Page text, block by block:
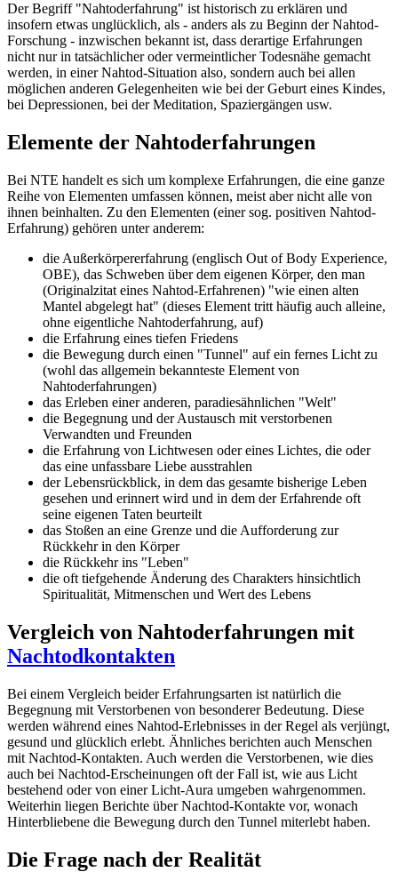
Der Begriff "Nahtoderfahrung" ist historisch zu erklären und
insofern etwas unglücklich, als - anders als zu Beginn der Nahtod-
Forschung - inzwischen bekannt ist, dass derartige Erfahrungen
nicht nur in tatsächlicher oder vermeintlicher Todesnähe gemacht
werden, in einer Nahtod-Situation also, sondern auch bei allen
möglichen anderen Gelegenheiten wie bei der Geburt eines Kindes,
bei Depressionen, bei der Meditation, Spaziergängen usw.
Elemente der Nahtoderfahrungen
Bei NTE handelt es sich um komplexe Erfahrungen, die eine ganze
Reihe von Elementen umfassen können, meist aber nicht alle von
ihnen beinhalten. Zu den Elementen (einer sog. positiven Nahtod-
Erfahrung) gehören unter anderem:
die Außerkörpererfahrung (englisch Out of Body Experience,
OBE), das Schweben über dem eigenen Körper, den man
(Originalzitat eines Nahtod-Erfahrenen) "wie einen alten
Mantel abgelegt hat" (dieses Element tritt häufig auch alleine,
ohne eigentliche Nahtoderfahrung, auf)
die Erfahrung eines tiefen Friedens
die Bewegung durch einen "Tunnel" auf ein fernes Licht zu
(wohl das allgemein bekannteste Element von
Nahtoderfahrungen)
das Erleben einer anderen, paradiesähnlichen "Welt"
die Begegnung und der Austausch mit verstorbenen
Verwandten und Freunden
die Erfahrung von Lichtwesen oder eines Lichtes, die oder
das eine unfassbare Liebe ausstrahlen
der Lebensrückblick, in dem das gesamte bisherige Leben
gesehen und erinnert wird und in dem der Erfahrende oft
seine eigenen Taten beurteilt
das Stoßen an eine Grenze und die Aufforderung zur
Rückkehr in den Körper
die Rückkehr ins "Leben"
die oft tiefgehende Änderung des Charakters hinsichtlich
Spiritualität, Mitmenschen und Wert des Lebens
Vergleich von Nahtoderfahrungen mit
Nachtodkontakten
Bei einem Vergleich beider Erfahrungsarten ist natürlich die
Begegnung mit Verstorbenen von besonderer Bedeutung. Diese
werden während eines Nahtod-Erlebnisses in der Regel als verjüngt,
gesund und glücklich erlebt. Ähnliches berichten auch Menschen
mit Nachtod-Kontakten. Auch werden die Verstorbenen, wie dies
auch bei Nachtod-Erscheinungen oft der Fall ist, wie aus Licht
bestehend oder von einer Licht-Aura umgeben wahrgenommen.
Weiterhin liegen Berichte über Nachtod-Kontakte vor, wonach
Hinterbliebene die Bewegung durch den Tunnel miterlebt haben.
Die Frage nach der Realität